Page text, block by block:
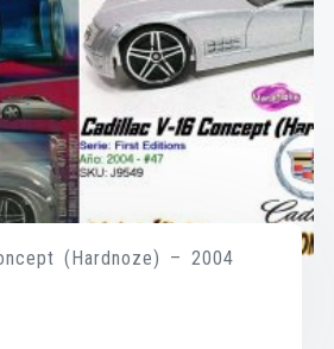
(Hardnoze) – 2004